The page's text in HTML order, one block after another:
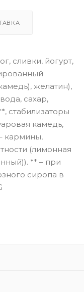
сливки, йогурт,
желатин),
сахар,
стабилизаторы
камедь,
кармины,
(лимонная
** – при
сиропа в